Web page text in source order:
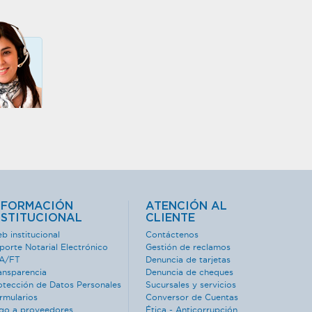
institucional
Notarial Electrónico
FT
de Datos Personales
a proveedores
ATENCIÓN AL
CLIENTE
Contáctenos
Gestión de reclamos
Denuncia de tarjetas
Denuncia de cheques
Sucursales y servicios
Conversor de Cuentas
Ética - Anticorrupción